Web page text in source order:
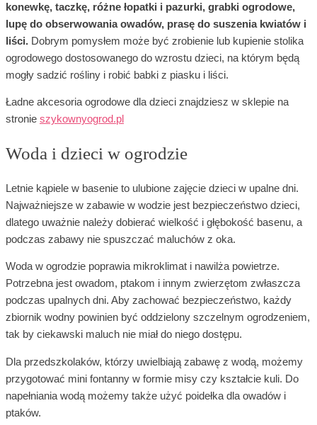
konewkę, taczkę, różne łopatki i pazurki, grabki ogrodowe,
lupę do obserwowania owadów, prasę do suszenia kwiatów i
liści. Dobrym pomysłem może być zrobienie lub kupienie stolika
ogrodowego dostosowanego do wzrostu dzieci, na którym będą
mogły sadzić rośliny i robić babki z piasku i liści.
Ładne akcesoria ogrodowe dla dzieci znajdziesz w sklepie na
stronie szykownyogrod.pl
Woda i dzieci w ogrodzie
Letnie kąpiele w basenie to ulubione zajęcie dzieci w upalne dni.
Najważniejsze w zabawie w wodzie jest bezpieczeństwo dzieci,
dlatego uważnie należy dobierać wielkość i głębokość basenu, a
podczas zabawy nie spuszczać maluchów z oka.
Woda w ogrodzie poprawia mikroklimat i nawilża powietrze.
Potrzebna jest owadom, ptakom i innym zwierzętom zwłaszcza
podczas upalnych dni. Aby zachować bezpieczeństwo, każdy
zbiornik wodny powinien być oddzielony szczelnym ogrodzeniem,
tak by ciekawski maluch nie miał do niego dostępu.
Dla przedszkolaków, którzy uwielbiają zabawę z wodą, możemy
przygotować mini fontanny w formie misy czy kształcie kuli. Do
napełniania wodą możemy także użyć poidełka dla owadów i
ptaków.